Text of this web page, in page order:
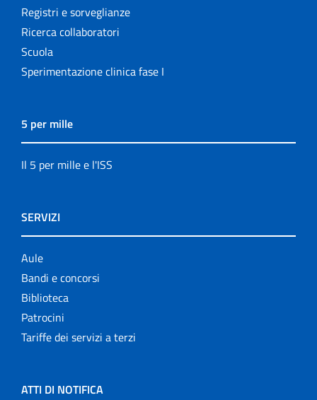
Registri e sorveglianze
Ricerca collaboratori
Scuola
Sperimentazione clinica fase I
5 per mille
Il 5 per mille e l'ISS
SERVIZI
Aule
Bandi e concorsi
Biblioteca
Patrocini
Tariffe dei servizi a terzi
ATTI DI NOTIFICA